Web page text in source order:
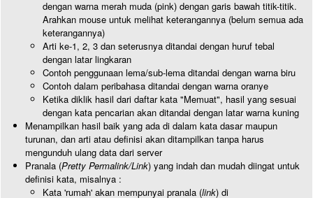
dengan warna merah muda (pink) dengan garis bawah titik-titik.
Arahkan mouse untuk melihat keterangannya (belum semua ada
keterangannya)
Arti ke-1, 2, 3 dan seterusnya ditandai dengan huruf tebal
dengan latar lingkaran
Contoh penggunaan lema/sub-lema ditandai dengan warna biru
Contoh dalam peribahasa ditandai dengan warna oranye
Ketika diklik hasil dari daftar kata "Memuat", hasil yang sesuai
dengan kata pencarian akan ditandai dengan latar warna kuning
Menampilkan hasil baik yang ada di dalam kata dasar maupun
turunan, dan arti atau definisi akan ditampilkan tanpa harus
mengunduh ulang data dari server
Pranala (Pretty Permalink/Link) yang indah dan mudah diingat untuk
definisi kata, misalnya :
Kata 'rumah' akan mempunyai pranala (link) di